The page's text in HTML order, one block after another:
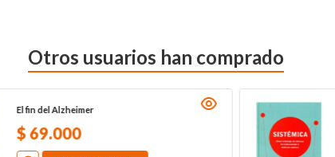
Otros usuarios han comprado